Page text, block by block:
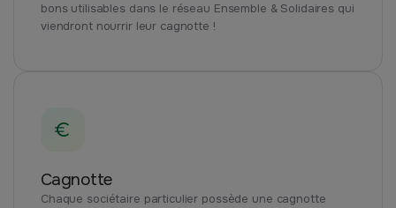
bons utilisables dans le réseau Ensemble & Solidaires qui
viendront nourrir leur cagnotte !
Cagnotte
Chaque sociétaire particulier possède une cagnotte